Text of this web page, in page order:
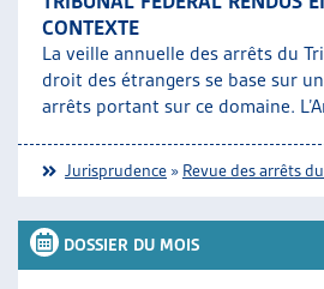
CONTEXTE
La veille annuelle des arrêts du
droit des étrangers se base sur
arrêts portant sur ce domaine.
Jurisprudence » Revue des arrêts
DOSSIER DU MOIS